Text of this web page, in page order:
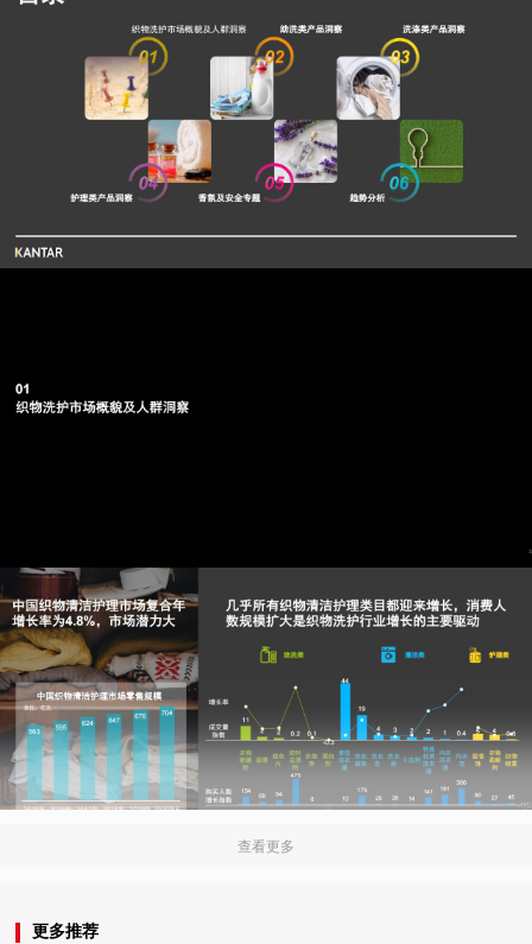
查看更多
更多推荐